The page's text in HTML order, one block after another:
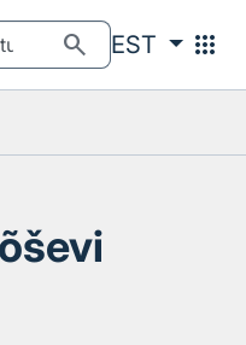
search EST apps